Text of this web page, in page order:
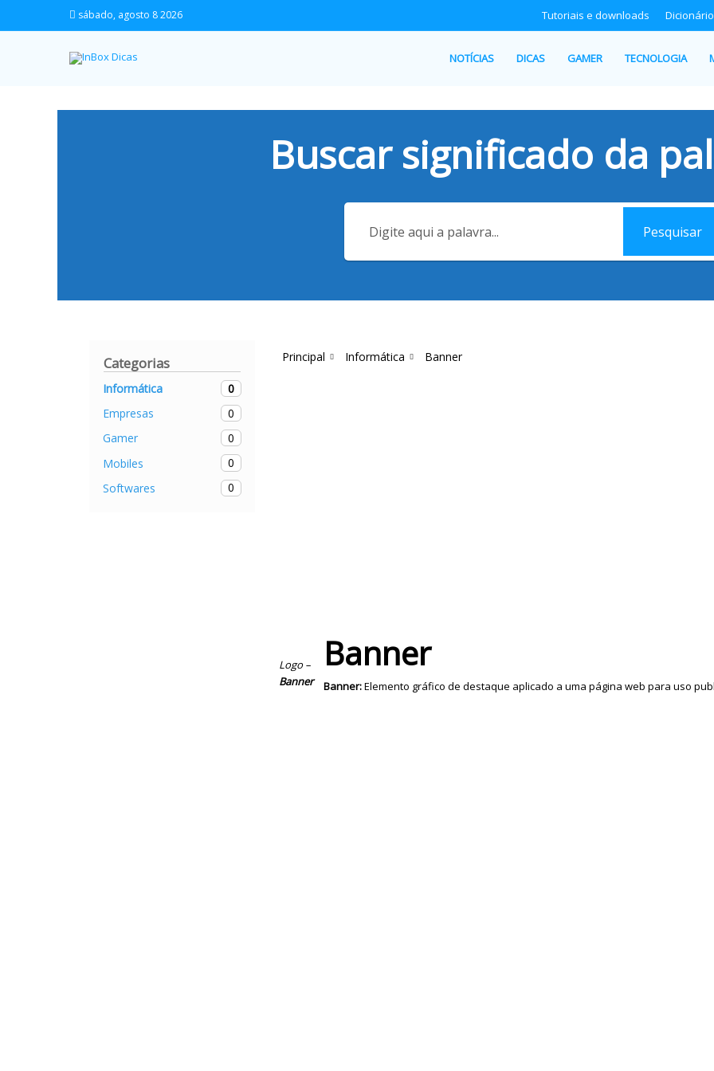
sábado, agosto 8 2026 Tutoriais e downloads Dicionário
NOTÍCIAS DICAS GAMER TECNOLOGIA
Buscar significado da
Pesquisar
Categorias
Informática
0
Empresas
0
Gamer
0
Mobiles
0
Softwares
0
Principal Informática Banner
Logo –
Banner
Banner
Banner:Elemento gráfico de destaque aplicado a uma página web para uso